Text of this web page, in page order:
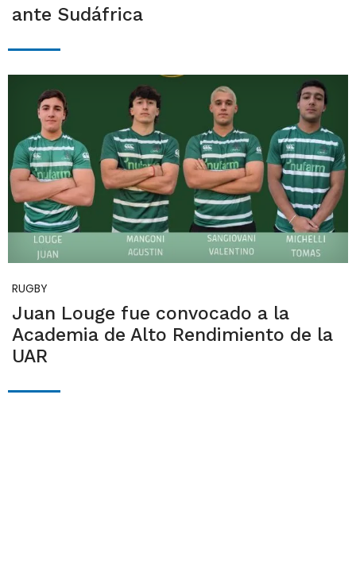
ante Sudáfrica
RUGBY
Juan Louge fue convocado a la
Academia de Alto Rendimiento de la
UAR